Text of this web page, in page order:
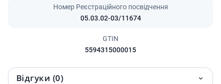
Номер Реєстраційного посвідчення
05.03.02-03/11674
GTIN
5594315000015
Відгуки (0)